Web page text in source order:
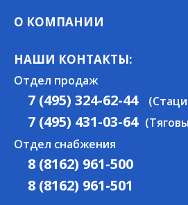
О КОМПАНИИ
НАШИ КОНТАКТЫ:
Отдел продаж
7 (495) 324-62-44
7 (495) 431-03-64
Отдел снабжения
8 (8162) 961-500
8 (8162) 961-501